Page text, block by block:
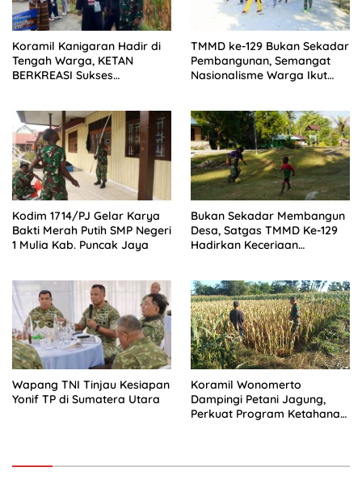
Koramil Kanigaran Hadir di
Tengah Warga, KETAN
BERKREASI Sukses
TMMD ke-129 Bukan Sekadar
Pembangunan, Semangat
Nasionalisme Warga Ikut
Kodim 1714/PJ Gelar Karya
Bakti Merah Putih SMP Negeri
1 Mulia Kab. Puncak Jaya
Bukan Sekadar Membangun
Desa, Satgas TMMD Ke-129
Hadirkan Keceriaan
Wapang TNI Tinjau Kesiapan
Yonif TP di Sumatera Utara
Koramil Wonomerto
Dampingi Petani Jagung,
Perkuat Program Ketahanan